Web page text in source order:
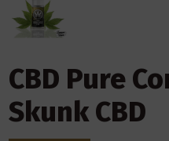
CBD Pure
Skunk CBD